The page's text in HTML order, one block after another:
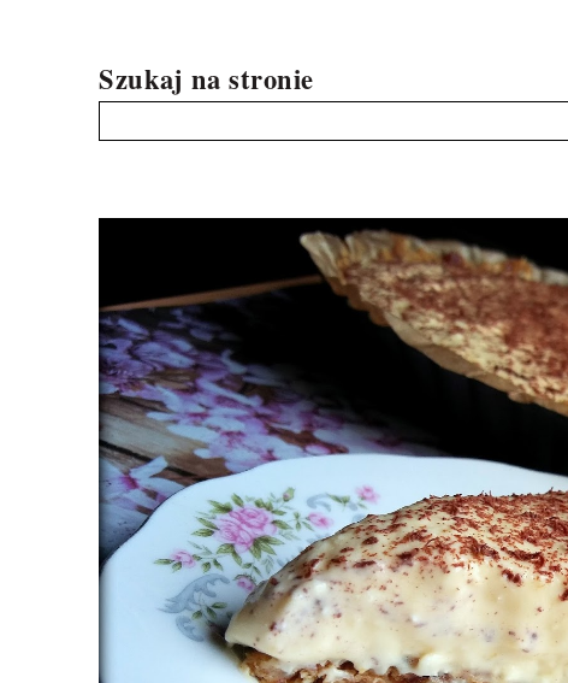
Szukaj na stronie